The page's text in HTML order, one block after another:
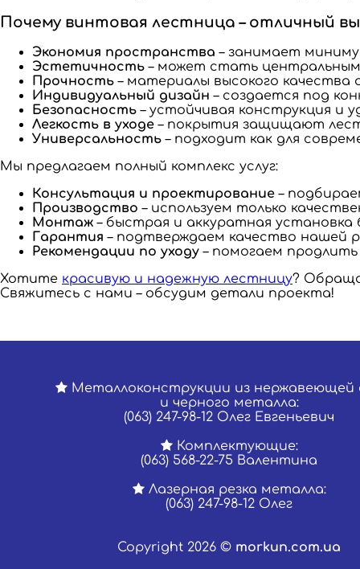
Почему винтовая лестница – отличный
Экономия пространства – занимает
Эстетичность – может стать
Прочность – материалы высокого качества
Индивидуальный дизайн – создается под
Безопасность – устойчивая конструкция и
Легкость в уходе – покрытия защищают
Универсальность – подходит как для
Мы предлагаем полный комплекс услуг:
Консультация и проектирование –
Производство – используем только
Монтаж – быстрая и аккуратная установка
Гарантия – подтверждаем качество нашей
Рекомендации по уходу – помогаем
Хотите красивую и надежную лестницу?
Свяжитесь с нами – обсудим детали проекта!
Металлоконструкции из нержавеющей
и черного металла:
(063) 247-98-12 Олег Евгеньевич
Комплектующие:
(063) 568-22-75 Валентина
Лазерная резка металла:
(063) 247-98-12 Олег
Copyright 2026 © morkun.com.ua